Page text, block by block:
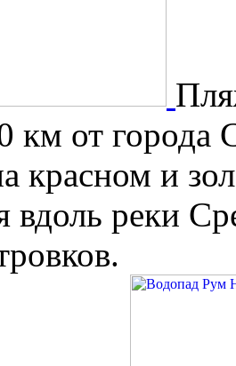
км от
красном и
вдоль реки